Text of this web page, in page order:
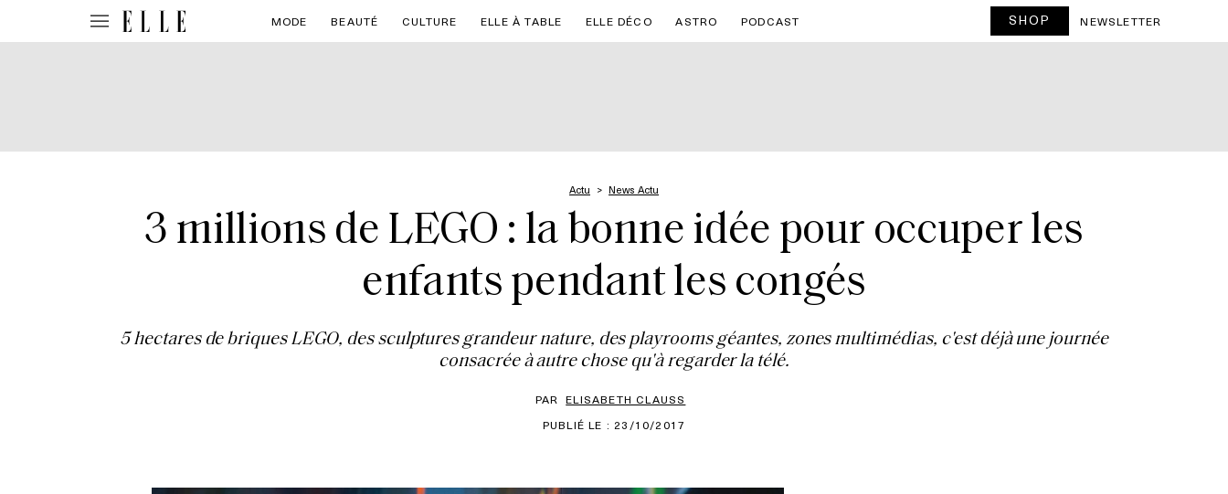
MODE BEAUTÉ CULTURE ELLE À TABLE ELLE DÉCO ASTRO PODCAST SHOP NEWSLETTER
Actu News Actu
3 millions de LEGO : la bonne idée pour occuper les
enfants pendant les congés
5 hectares de briques LEGO, des sculptures grandeur nature, des playrooms géantes, zones multimédias, c'est déjà une journée
consacrée à autre chose qu'à regarder la télé.
PAR ELISABETH CLAUSS
PUBLIÉ LE : 23/10/2017